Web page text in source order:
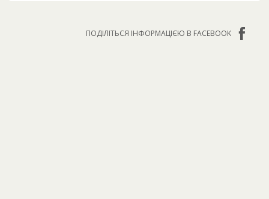
ПОДІЛІТЬСЯ ІНФОРМАЦІЄЮ В FACEBOOK